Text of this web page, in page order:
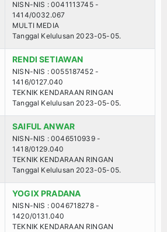
NISN-NIS : 0041113745 -
1414/0032.067
MULTI MEDIA
Tanggal Kelulusan 2023-05-05.
RENDI SETIAWAN
NISN-NIS : 0055187452 -
1416/0127.040
TEKNIK KENDARAAN RINGAN
Tanggal Kelulusan 2023-05-05.
SAIFUL ANWAR
NISN-NIS : 0046510939 -
1418/0129.040
TEKNIK KENDARAAN RINGAN
Tanggal Kelulusan 2023-05-05.
YOGIX PRADANA
NISN-NIS : 0046718278 -
1420/0131.040
TEKNIK KENDARAAN RINGAN